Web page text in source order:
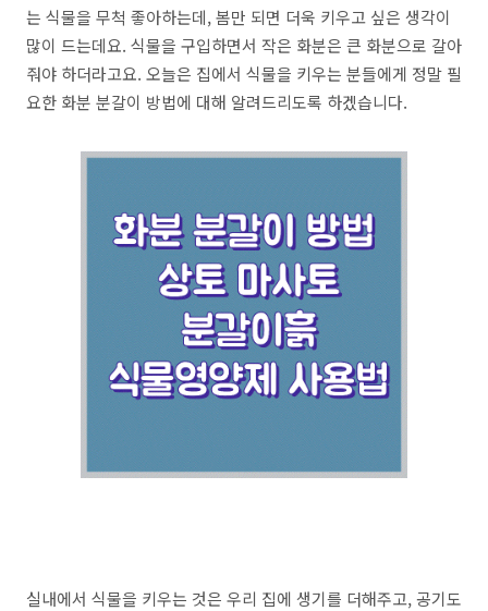
는 식물을 무척 좋아하는데, 봄만 되면 더욱 키우고 싶은 생각이
많이 드는데요. 식물을 구입하면서 작은 화분은 큰 화분으로 갈아
줘야 하더라고요. 오늘은 집에서 식물을 키우는 분들에게 정말 필
요한 화분 분갈이 방법에 대해 알려드리도록 하겠습니다.
실내에서 식물을 키우는 것은 우리 집에 생기를 더해주고, 공기도